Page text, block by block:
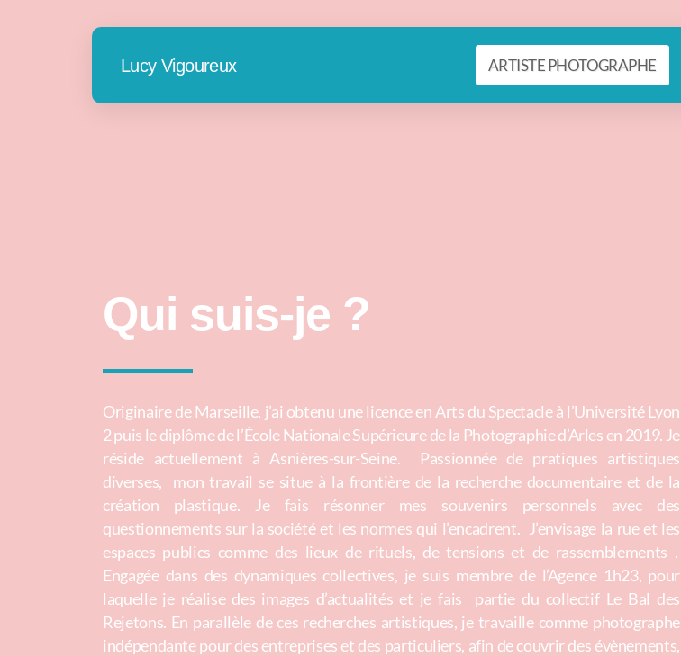
Lucy Vigoureux ARTISTE PHOTOGRAPHE
Qui suis-je ?
Originaire de Marseille, j’ai obtenu une licence en Arts du Spectacle à l’Université Lyon
2 puis le diplôme de l’École Nationale Supérieure de la Photographie d’Arles en 2019. Je
réside actuellement à Asnières-sur-Seine. Passionnée de pratiques artistiques
diverses, mon travail se situe à la frontière de la recherche documentaire et de la
création plastique. Je fais résonner mes souvenirs personnels avec des
questionnements sur la société et les normes qui l’encadrent. J’envisage la rue et les
espaces publics comme des lieux de rituels, de tensions et de rassemblements .
Engagée dans des dynamiques collectives, je suis membre de l’Agence 1h23, pour
laquelle je réalise des images d’actualités et je fais partie du collectif Le Bal des
Rejetons. En parallèle de ces recherches artistiques, je travaille comme photographe
indépendante pour des entreprises et des particuliers, afin de couvrir des évènements,